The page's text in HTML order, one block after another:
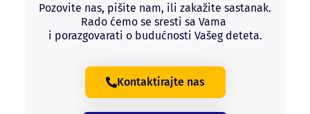
Pozovite nas, pišite nam, ili zakažite sastanak.
Rado ćemo se sresti sa Vama
i porazgovarati o budućnosti Vašeg deteta.
Kontaktirajte nas